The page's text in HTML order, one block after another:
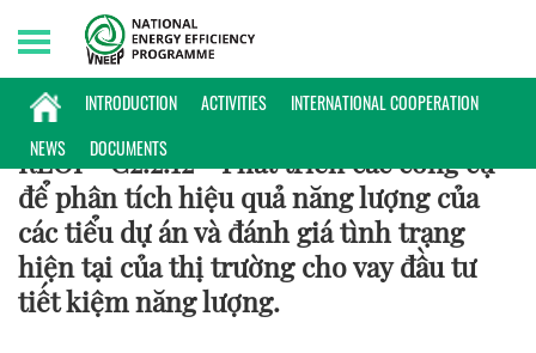
INTRODUCTION ACTIVITIES
INTERNATIONAL COOPERATION
NEWS
DOCUMENTS
Friday, 07/08/2026 | 13:56 GMT+7
HỢP TÁC QUỐC TẾ
REOI - C2.2.12 - Phát triển các công cụ
để phân tích hiệu quả năng lượng của
các tiểu dự án và đánh giá tình trạng
hiện tại của thị trường cho vay đầu tư
tiết kiệm năng lượng.